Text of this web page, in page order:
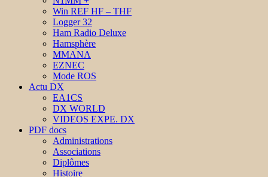
Win REF HF – THF
Logger 32
Ham Radio Deluxe
Hamsphère
MMANA
EZNEC
Mode ROS
Actu DX
EA1CS
DX WORLD
VIDEOS EXPE. DX
PDF docs
Administrations
Associations
Diplômes
Histoire